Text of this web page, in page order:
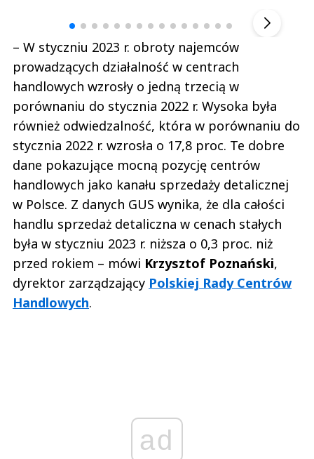
– W styczniu 2023 r. obroty najemców
prowadzących działalność w centrach
handlowych wzrosły o jedną trzecią w
porównaniu do stycznia 2022 r. Wysoka była
również odwiedzalność, która w porównaniu do
stycznia 2022 r. wzrosła o 17,8 proc. Te dobre
dane pokazujące mocną pozycję centrów
handlowych jako kanału sprzedaży detalicznej
w Polsce. Z danych GUS wynika, że dla całości
handlu sprzedaż detaliczna w cenach stałych
była w styczniu 2023 r. niższa o 0,3 proc. niż
przed rokiem – mówi Krzysztof Poznański,
dyrektor zarządzający Polskiej Rady Centrów
Handlowych.
ad